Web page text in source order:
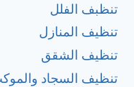
تنظبف الفلل
تنظيف المنازل
تنظيف الشقق
تنظيف السجاد